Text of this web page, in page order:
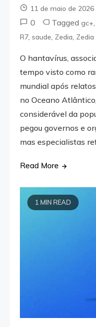
11 de maio de 2026
0 Taggedgc+
R7 ,saude Zedia Zedia
O hantavírus,
tempo visto como
mundial após
no Oceano
considerável da
pegou governos e
mas especialistas
Read More
1 MIN READ